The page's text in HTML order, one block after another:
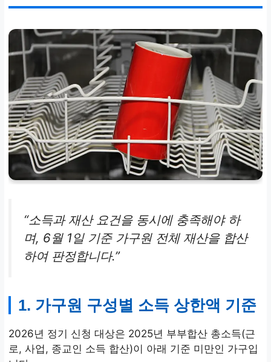
“소득과 재산 요건을 동시에 충족해야 하
며, 6월 1일 기준 가구원 전체 재산을 합산
하여 판정합니다.”
1. 가구원 구성별 소득 상한액 기준
2026년 정기 신청 대상은 2025년 부부합산 총소득(근
로, 사업, 종교인 소득 합산)이 아래 기준 미만인 가구입